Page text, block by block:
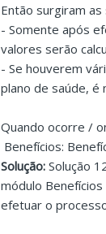
Então surgiram
- Somente após
valores serão
- Se houverem
plano de saúde, é
Quando ocorre /
Benefícios:
Solução:Solução
módulo
efetuar o